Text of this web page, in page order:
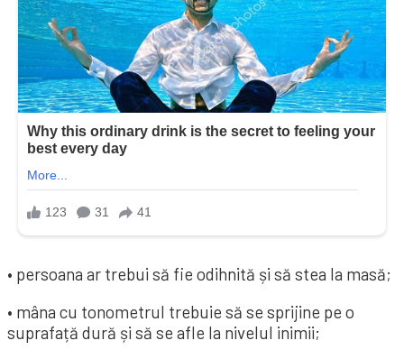
• persoana ar trebui să fie odihnită și să stea la masă;
• mâna cu tonometrul trebuie să se sprijine pe o
suprafață dură și să se afle la nivelul inimii;